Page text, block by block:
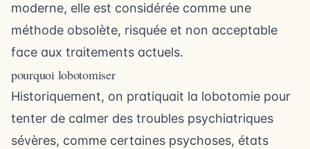
moderne, elle est considérée comme une
méthode obsolète, risquée et non acceptable
face aux traitements actuels.
pourquoi lobotomiser
Historiquement, on pratiquait la lobotomie pour
tenter de calmer des troubles psychiatriques
sévères, comme certaines psychoses, états